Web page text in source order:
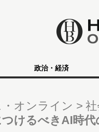
政治・経済
オンライン
けるべきAI時代